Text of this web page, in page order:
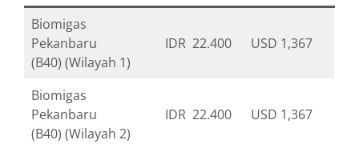
Biomigas
Pekanbaru
(B40) (Wilayah 1)
IDR 22.400 USD 1,367
Biomigas
Pekanbaru
(B40) (Wilayah 2)
IDR 22.400 USD 1,367